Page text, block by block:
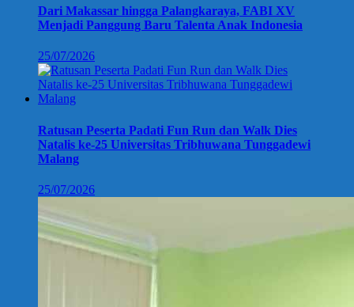
Dari Makassar hingga Palangkaraya, FABI XV
Menjadi Panggung Baru Talenta Anak Indonesia
25/07/2026
Ratusan Peserta Padati Fun Run dan Walk Dies
Natalis ke-25 Universitas Tribhuwana Tunggadewi
Malang
25/07/2026